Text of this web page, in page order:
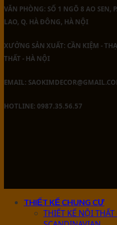
VĂN PHÒNG: SỐ 1 NGÕ 8 AO SEN,
LAO, Q. HÀ ĐÔNG, HÀ NỘI
XƯỞNG SẢN XUẤT: CẦN KIỆM -
THẤT - HÀ NỘI
EMAIL:
HOTLINE: 0987.35.56.57
THIẾT KẾ CHUNG CƯ
THIẾT KẾ NỘI